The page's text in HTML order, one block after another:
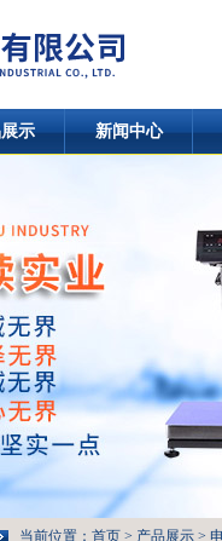
示 新闻中心
当前位置： 首页 > 产品展示 >